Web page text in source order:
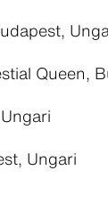
Queen,
Ungari